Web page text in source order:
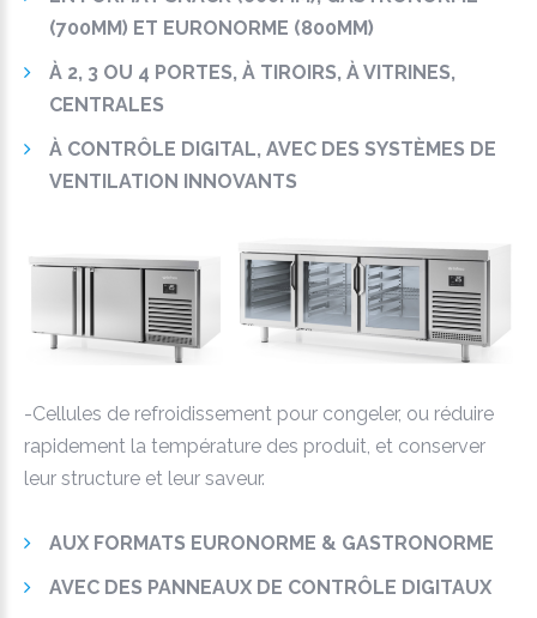
(700MM) ET EURONORME (800MM)
À 2, 3 OU 4 PORTES, À TIROIRS, À VITRINES,
CENTRALES
À CONTRÔLE DIGITAL, AVEC DES SYSTÈMES DE
VENTILATION INNOVANTS
-Cellules de refroidissement pour congeler, ou réduire
rapidement la température des produit, et conserver
leur structure et leur saveur.
AUX FORMATS EURONORME & GASTRONORME
AVEC DES PANNEAUX DE CONTRÔLE DIGITAUX